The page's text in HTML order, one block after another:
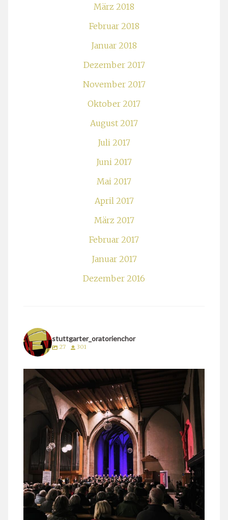
März 2018
Februar 2018
Januar 2018
Dezember 2017
November 2017
Oktober 2017
August 2017
Juli 2017
Juni 2017
Mai 2017
April 2017
März 2017
Februar 2017
Januar 2017
Dezember 2016
stuttgarter_oratorienchor
27 301
stuttgarter_oratorienchor
März 24